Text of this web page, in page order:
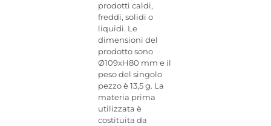
prodotti caldi,
freddi, solidi o
liquidi. Le
dimensioni del
prodotto sono
Ø109xH80 mm e il
peso del singolo
pezzo è 13,5 g. La
materia prima
utilizzata è
costituita da